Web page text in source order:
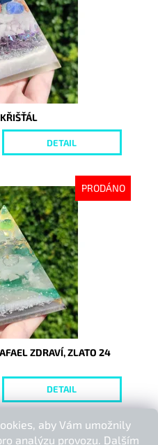
DETAIL
PRODÁNO
ZDRAVÍ, ZLATO 24
DETAIL
k této položce.
aby Vám umožnily
analýzu provozu. Dalším